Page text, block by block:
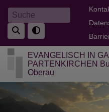
Direkt
zum
Inhalt
Suche
EVANGELISCH IN
PARTENKIRCHEN
Oberau